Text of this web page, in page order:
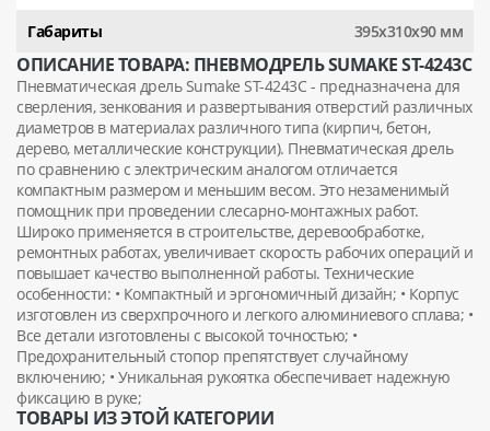
Габариты 395х310х90 мм
ОПИСАНИЕ ТОВАРА: ПНЕВМОДРЕЛЬ SUMAKE ST-4243C
Пневматическая дрель Sumake ST-4243C - предназначена для
сверления, зенкования и развертывания отверстий различных
диаметров в материалах различного типа (кирпич, бетон,
дерево, металлические конструкции). Пневматическая дрель
по сравнению с электрическим аналогом отличается
компактным размером и меньшим весом. Это незаменимый
помощник при проведении слесарно-монтажных работ.
Широко применяется в строительстве, деревообработке,
ремонтных работах, увеличивает скорость рабочих операций и
повышает качество выполненной работы. Технические
особенности: • Компактный и эргономичный дизайн; • Корпус
изготовлен из сверхпрочного и легкого алюминиевого сплава; •
Все детали изготовлены с высокой точностью; •
Предохранительный стопор препятствует случайному
включению; • Уникальная рукоятка обеспечивает надежную
фиксацию в руке;
ТОВАРЫ ИЗ ЭТОЙ КАТЕГОРИИ